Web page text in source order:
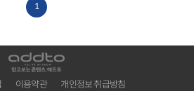
1
이용약관 개인정보 취급방침